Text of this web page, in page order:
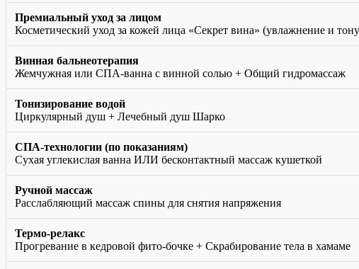
Премиальный уход за лицом
Косметический уход за кожей лица «Секрет вина» (увлажнение и
Винная бальнеотерапия
Жемчужная или СПА-ванна с винной солью + Общий гидромассаж
Тонизирование водой
Циркулярный душ + Лечебный душ Шарко
СПА-технологии (по показаниям)
Сухая углекислая ванна ИЛИ бесконтактный массаж кушеткой
Ручной массаж
Расслабляющий массаж спины для снятия напряжения
Термо-релакс
Прогревание в кедровой фито-бочке + Скрабирование тела в хамаме